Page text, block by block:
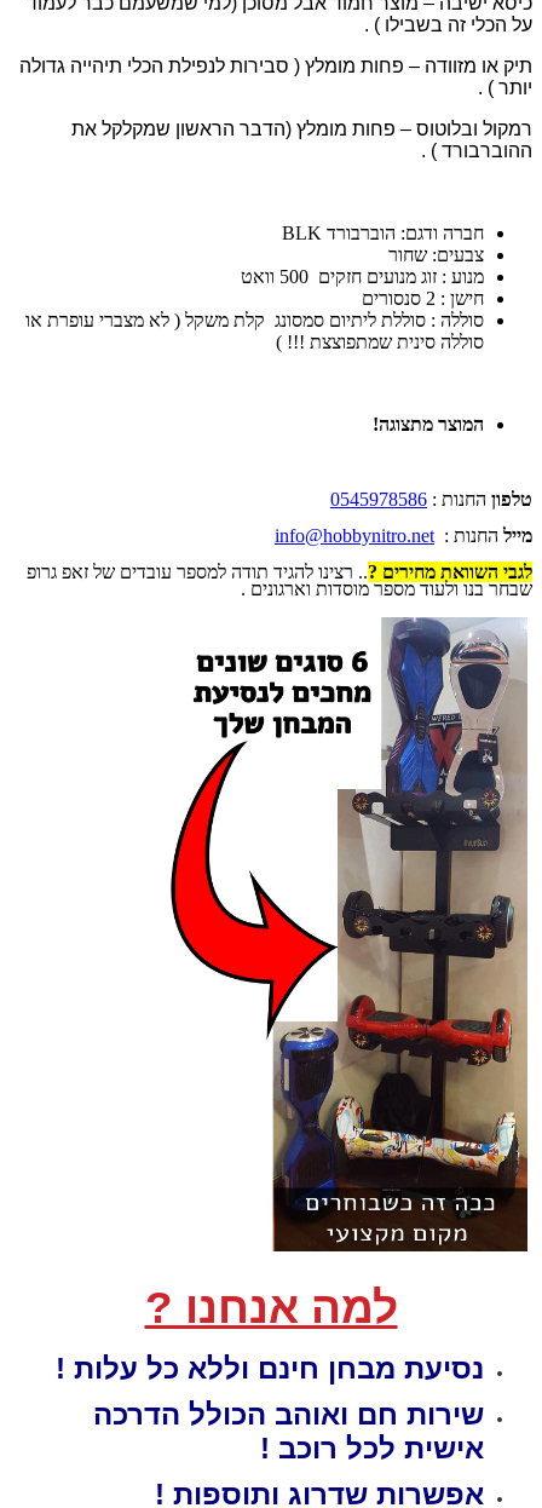
על הכלי זה בשבילו ) .
תיק או מזוודה – פחות מומלץ ( סבירות לנפילת הכלי תיהייה גדולה
יותר ) .
רמקול ובלוטוס – פחות מומלץ (הדבר הראשון שמקלקל את
ההוברבורד ) .
חברה ודגם: הוברבורד BLK
צבעים: שחור
מנוע : זוג מנועים חזקים 500 וואט
חישן : 2 סנסורים
סוללה : סוללת ליתיום סמסונג קלת משקל ( לא מצברי עופרת או
סוללה סינית שמתפוצצת !!! )
המוצר מתצוגה!
טלפון החנות : 0545978586
מייל החנות : info@hobbynitro.net
לגבי השוואת מחירים ?.. רצינו להגיד תודה למספר עובדים של זאפ גרופ
שבחר בנו ולעוד מספר מוסדות וארגונים .
למה אנחנו ?
נסיעת מבחן חינם וללא כל עלות !
שירות חם ואוהב הכולל הדרכה
אישית לכל רוכב !
אפשרות שדרוג ותוספות !